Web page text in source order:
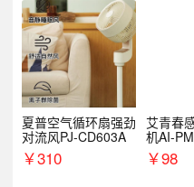
夏普空气循环扇强劲
对流风PJ-CD603A
￥310
艾青春
机AI-
￥98